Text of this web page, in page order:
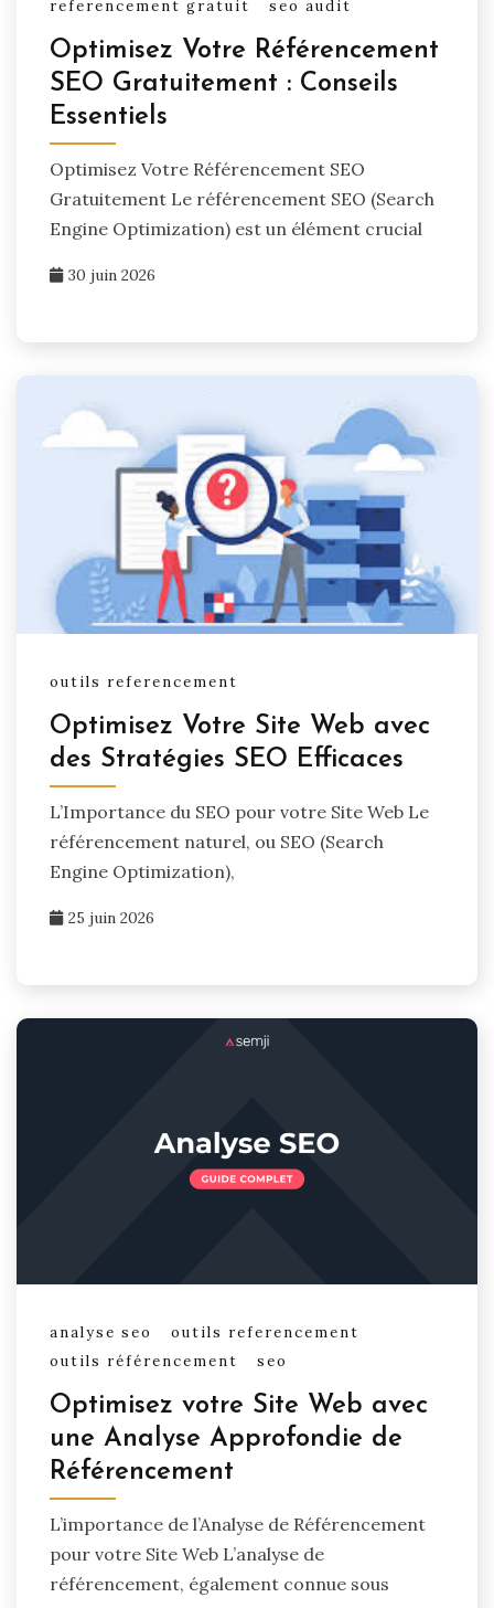
referencement gratuit
seo audit
Optimisez Votre Référencement
SEO Gratuitement : Conseils
Essentiels
Optimisez Votre Référencement SEO
Gratuitement Le référencement SEO (Search
Engine Optimization) est un élément crucial
30 juin 2026
outils referencement
Optimisez Votre Site Web avec
des Stratégies SEO Efficaces
L’Importance du SEO pour votre Site Web Le
référencement naturel, ou SEO (Search
Engine Optimization),
25 juin 2026
analyse seo
outils referencement
outils référencement
seo
Optimisez votre Site Web avec
une Analyse Approfondie de
Référencement
L’importance de l’Analyse de Référencement
pour votre Site Web L’analyse de
référencement, également connue sous